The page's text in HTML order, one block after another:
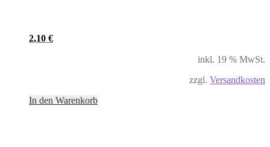
2,10 €
inkl. 19 % MwSt.
zzgl. Versandkosten
In den Warenkorb